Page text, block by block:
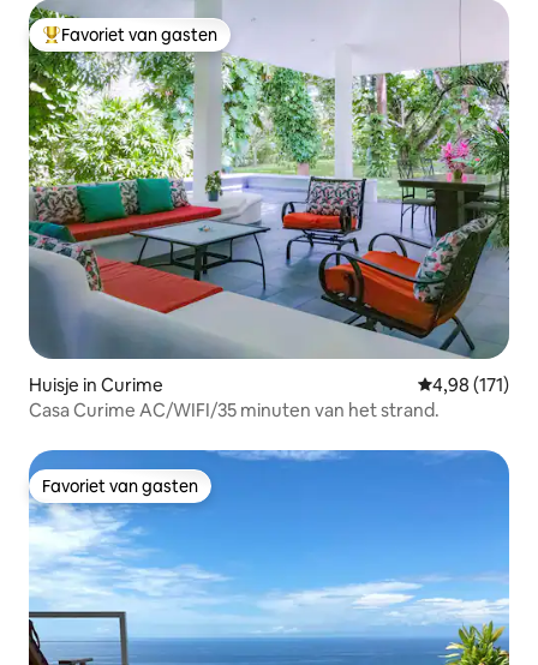
Topfavoriet van gasten
Favoriet van gasten
Huisje in Curime Gemiddelde
4,98 (171)
Casa Curime AC/WIFI/35 minuten van het strand.
Favoriet van gasten
Favoriet van gasten